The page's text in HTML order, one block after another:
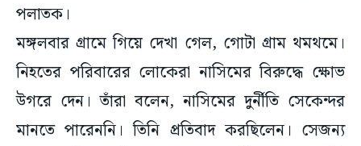
পলাতক।
মঙ্গলবার গ্রামে গিয়ে দেখা গেল, গোটা গ্রাম থমথমে।
নিহতের পরিবারের লোকেরা নাসিমের বিরুদ্ধে ক্ষোভ
উগরে দেন। তাঁরা বলেন, নাসিমের দুর্নীতি সেকেন্দর
মানতে পারেননি। তিনি প্রতিবাদ করছিলেন। সেজন্য